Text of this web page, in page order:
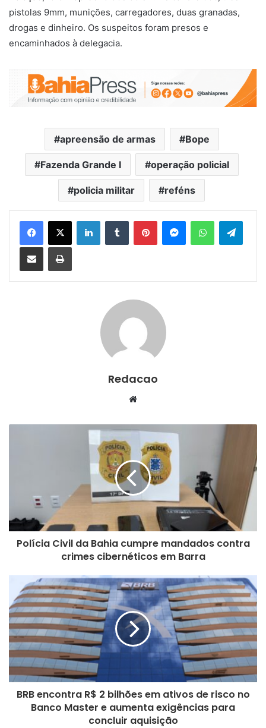
pistolas 9mm, munições, carregadores, duas granadas,
drogas e dinheiro. Os suspeitos foram presos e
encaminhados à delegacia.
apreensão de armas Bope
Fazenda Grande I operação policial
policia militar reféns
Redacao
te
Polícia Civil da Bahia cumpre mandados contra
crimes cibernéticos em Barra
BRB encontra R$ 2 bilhões em ativos de risco no
Banco Master e aumenta exigências para
concluir aquisição